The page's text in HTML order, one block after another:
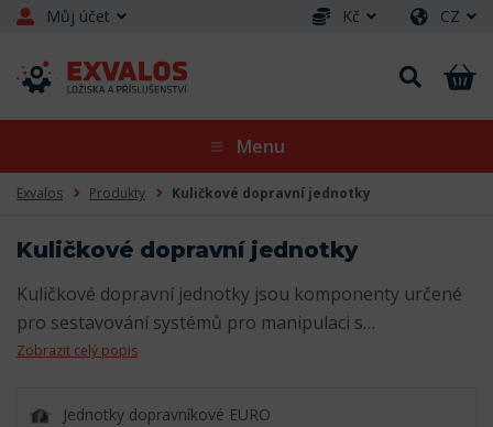
Můj účet Kč CZ
Menu
Exvalos Produkty Kuličkové dopravní jednotky
Kuličkové dopravní jednotky
Kuličkové dopravní jednotky jsou komponenty určené
pro sestavování systémů pro manipulaci s…
Zobrazit celý popis
Jednotky dopravníkové EURO